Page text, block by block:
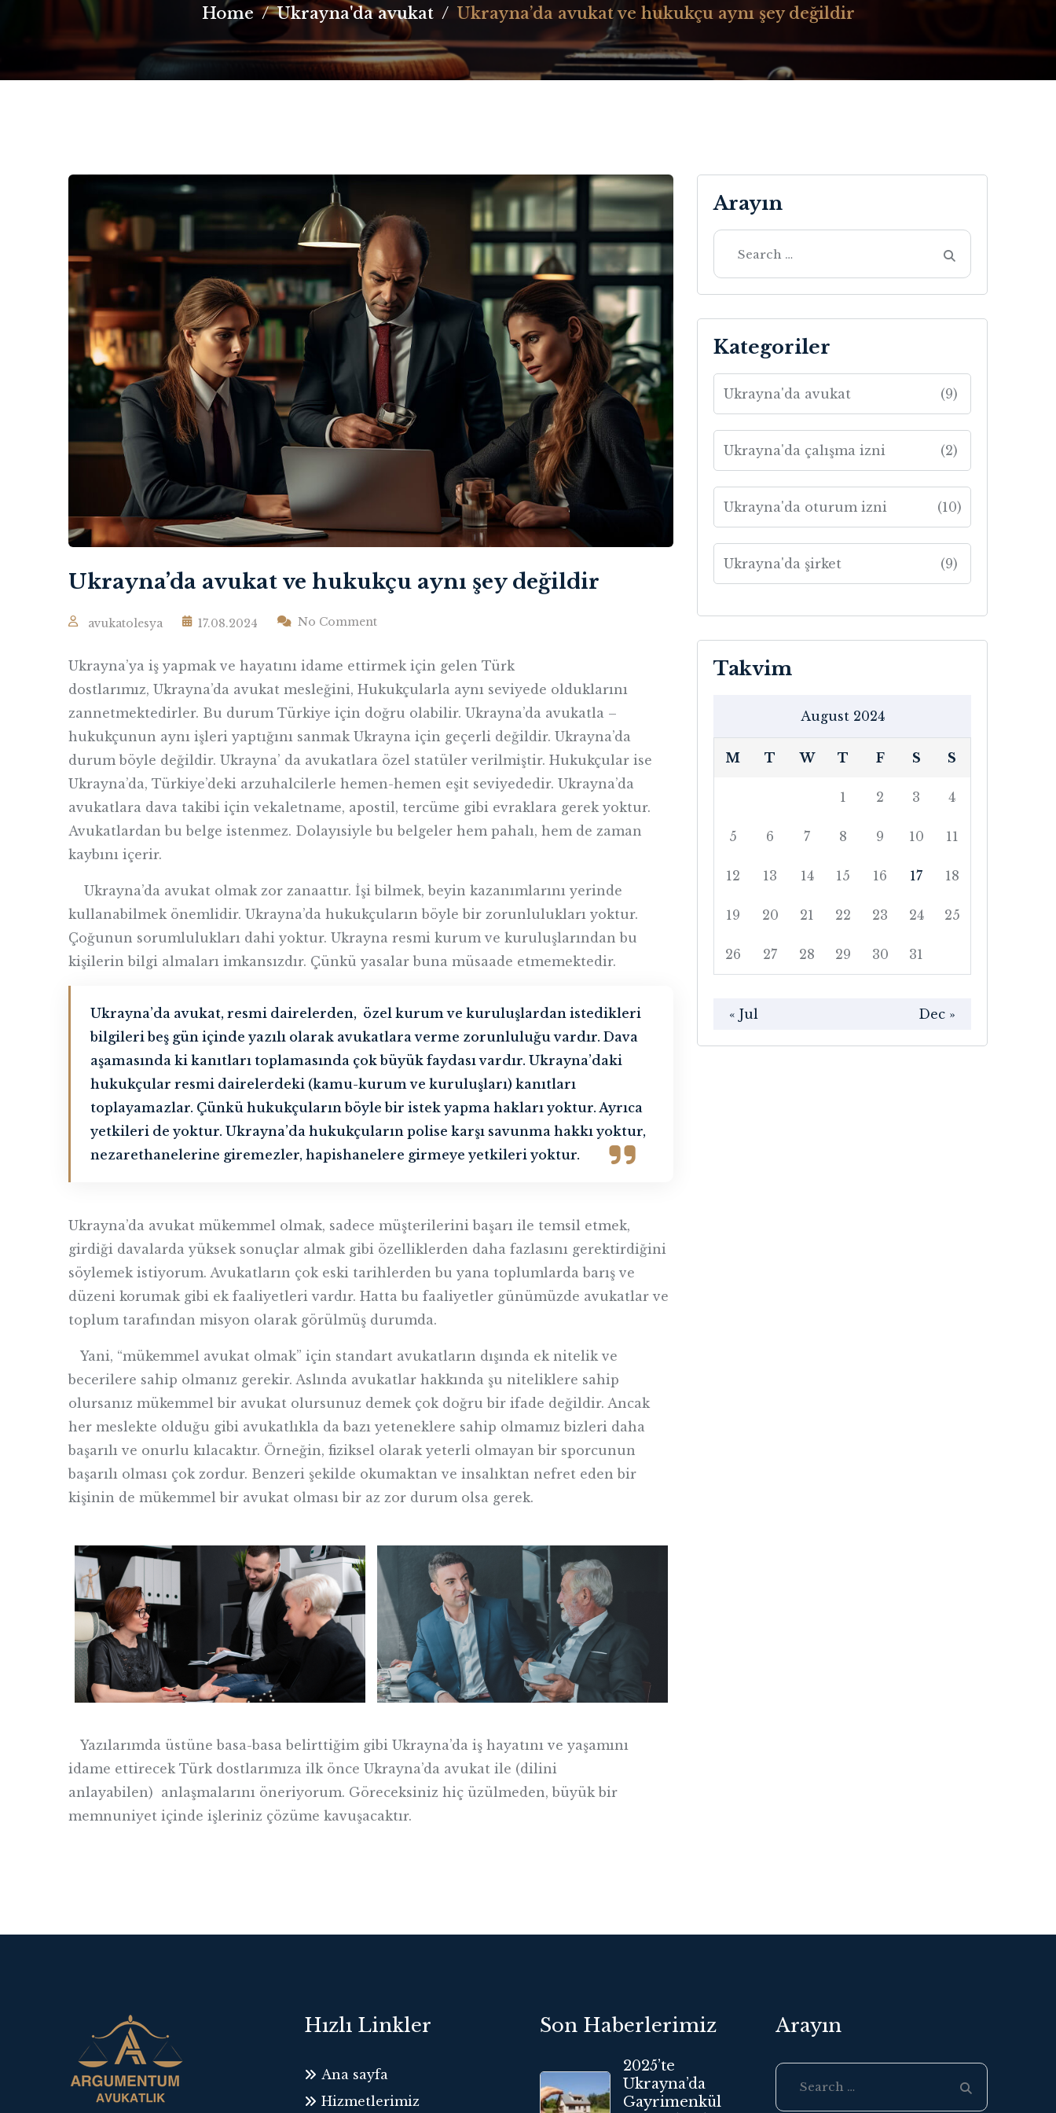
Home / Ukrayna'da avukat / Ukrayna’da avukat ve hukukçu aynı şey değildir
Ukrayna’da avukat ve hukukçu aynı şey değildir
avukatolesya 17.08.2024 No Comment
Ukrayna’ya iş yapmak ve hayatını idame ettirmek için gelen Türk
dostlarımız, Ukrayna’da avukat mesleğini, Hukukçularla aynı seviyede olduklarını
zannetmektedirler. Bu durum Türkiye için doğru olabilir. Ukrayna’da avukatla –
hukukçunun aynı işleri yaptığını sanmak Ukrayna için geçerli değildir. Ukrayna’da
durum böyle değildir. Ukrayna’ da avukatlara özel statüler verilmiştir. Hukukçular ise
Ukrayna’da, Türkiye’deki arzuhalcilerle hemen-hemen eşit seviyededir. Ukrayna’da
avukatlara dava takibi için vekaletname, apostil, tercüme gibi evraklara gerek yoktur.
Avukatlardan bu belge istenmez. Dolayısiyle bu belgeler hem pahalı, hem de zaman
kaybını içerir.
Ukrayna’da avukat olmak zor zanaattır. İşi bilmek, beyin kazanımlarını yerinde
kullanabilmek önemlidir. Ukrayna’da hukukçuların böyle bir zorunlulukları yoktur.
Çoğunun sorumlulukları dahi yoktur. Ukrayna resmi kurum ve kuruluşlarından bu
kişilerin bilgi almaları imkansızdır. Çünkü yasalar buna müsaade etmemektedir.
Ukrayna’da avukat, resmi dairelerden, özel kurum ve kuruluşlardan istedikleri
bilgileri beş gün içinde yazılı olarak avukatlara verme zorunluluğu vardır. Dava
aşamasında ki kanıtları toplamasında çok büyük faydası vardır. Ukrayna’daki
hukukçular resmi dairelerdeki (kamu-kurum ve kuruluşları) kanıtları
toplayamazlar. Çünkü hukukçuların böyle bir istek yapma hakları yoktur. Ayrıca
yetkileri de yoktur. Ukrayna’da hukukçuların polise karşı savunma hakkı yoktur,
nezarethanelerine giremezler, hapishanelere girmeye yetkileri yoktur.
Ukrayna’da avukat mükemmel olmak, sadece müşterilerini başarı ile temsil etmek,
girdiği davalarda yüksek sonuçlar almak gibi özelliklerden daha fazlasını gerektirdiğini
söylemek istiyorum. Avukatların çok eski tarihlerden bu yana toplumlarda barış ve
düzeni korumak gibi ek faaliyetleri vardır. Hatta bu faaliyetler günümüzde avukatlar ve
toplum tarafından misyon olarak görülmüş durumda.
Yani, “mükemmel avukat olmak” için standart avukatların dışında ek nitelik ve
becerilere sahip olmanız gerekir. Aslında avukatlar hakkında şu niteliklere sahip
olursanız mükemmel bir avukat olursunuz demek çok doğru bir ifade değildir. Ancak
her meslekte olduğu gibi avukatlıkla da bazı yeteneklere sahip olmamız bizleri daha
başarılı ve onurlu kılacaktır. Örneğin, fiziksel olarak yeterli olmayan bir sporcunun
başarılı olması çok zordur. Benzeri şekilde okumaktan ve insalıktan nefret eden bir
kişinin de mükemmel bir avukat olması bir az zor durum olsa gerek.
Yazılarımda üstüne basa-basa belirttiğim gibi Ukrayna’da iş hayatını ve yaşamını
idame ettirecek Türk dostlarımıza ilk önce Ukrayna’da avukat ile (dilini
anlayabilen) anlaşmalarını öneriyorum. Göreceksiniz hiç üzülmeden, büyük bir
memnuniyet içinde işleriniz çözüme kavuşacaktır.
Arayın
Kategoriler
Ukrayna'da avukat (9)
Ukrayna'da çalışma izni (2)
Ukrayna'da oturum izni (10)
Ukrayna'da şirket (9)
Takvim
August 2024
M T W T F S S
1 2 3 4
5 6 7 8 9 10 11
12 13 14 15 16 17 18
19 20 21 22 23 24 25
26 27 28 29 30 31
« Jul Dec »
Hızlı Linkler
Ana sayfa
Hizmetlerimiz
Son Haberlerimiz
2025’te
Ukrayna’da
Gayrimenkül
Arayın